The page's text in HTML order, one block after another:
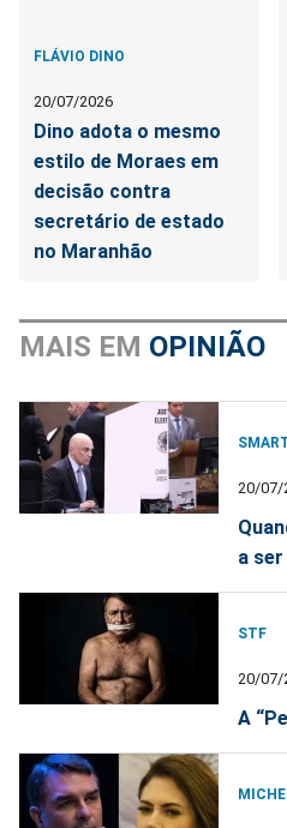
FLÁVIO DINO
20/07/2026
Dino adota o mesmo
estilo de Moraes em
decisão contra
secretário de estado
no Maranhão
MAIS EM OPINIÃO
20/07/
a
STF
20/07/
A